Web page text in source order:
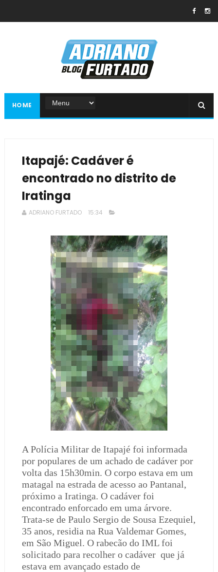
HOME
Itapajé: Cadáver é
encontrado no distrito de
Iratinga
ADRIANO FURTADO 15:34
A Polícia Militar de Itapajé foi informada
por populares de um achado de cadáver por
volta das 15h30min. O corpo estava em um
matagal na estrada de acesso ao Pantanal,
próximo a Iratinga. O cadáver foi
encontrado enforcado em uma árvore.
Trata-se de Paulo Sergio de Sousa Ezequiel,
35 anos, residia na Rua Valdemar Gomes,
em São Miguel. O rabecão do IML foi
solicitado para recolher o cadáver que já
estava em avançado estado de